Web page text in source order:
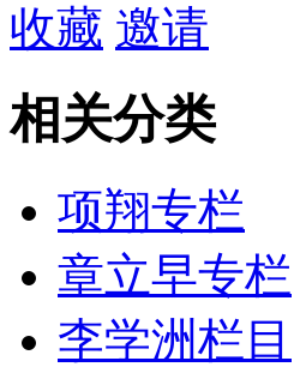
收藏 邀请
相关分类
项翔专栏
章立早专栏
李学洲栏目